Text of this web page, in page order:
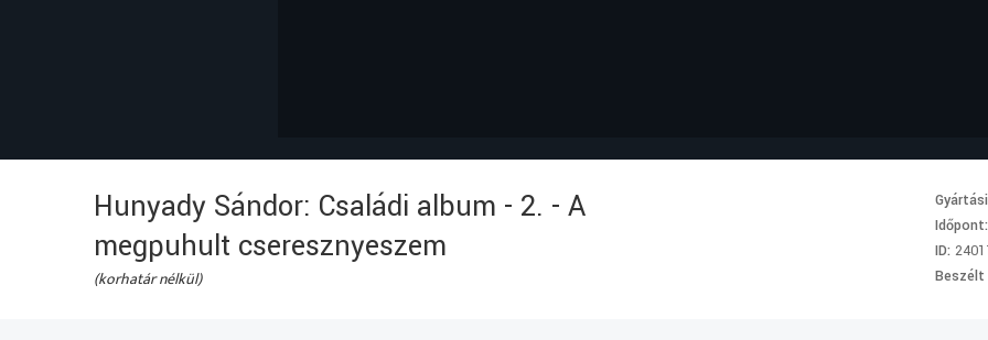
Hunyady Sándor: Családi album - 2. - A
megpuhult cseresznyeszem
(korhatár nélkül)
Időpont:
ID: